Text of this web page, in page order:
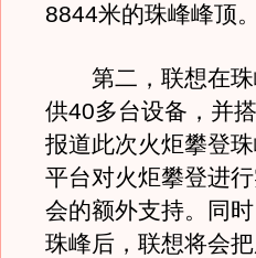
8844米的珠峰峰顶。
第二，联想在珠
供40多台设备，并
报道此次火炬攀登
平台对火炬攀登进
会的额外支持。同
珠峰后，联想将会